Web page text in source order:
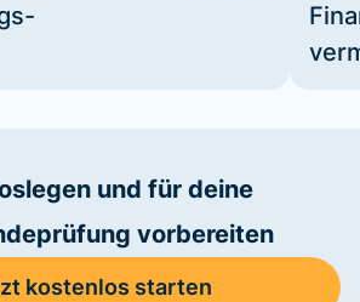
und für deine
vorbereiten
kostenlos starten